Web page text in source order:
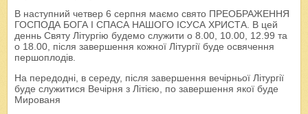
В наступний четвер 6 серпня маємо свято ПРЕОБРАЖЕННЯ
ГОСПОДА БОГА І СПАСА НАШОГО ІСУСА ХРИСТА. В цей
деннь Святу Літургію будемо служити о 8.00, 10.00, 12.99 та
о 18.00, після завершення кожної Літургії буде освячення
першоплодів.
На передодні, в середу, після завершення вечірньої Літургії
буде служитися Вечірня з Літією, по завершення якої буде
Мированя